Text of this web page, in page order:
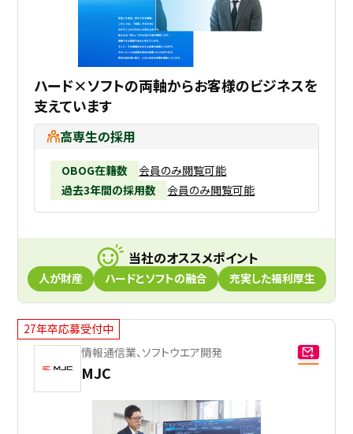
ハード×ソフトの両軸からお客様のビジネスを
支えています
高専生の採用
OBOG在籍数
会員のみ閲覧可能
過去3年間の採用数
会員のみ閲覧可能
当社のオススメポイント
人が財産 ハードとソフトの融合 充実した福利厚生
27年卒応募受付中
情報通信業、ソフトウエア開発
MJC